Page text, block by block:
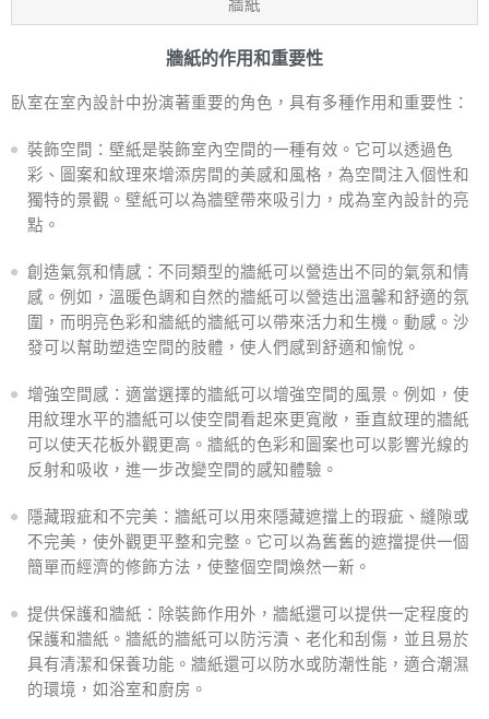
牆紙
牆紙的作用和重要性
臥室在室內設計中扮演著重要的角色，具有多種作用和重要性：
裝飾空間：壁紙是裝飾室內空間的一種有效。它可以透過色
彩、圖案和紋理來增添房間的美感和風格，為空間注入個性和
獨特的景觀。壁紙可以為牆壁帶來吸引力，成為室內設計的亮
點。
創造氣氛和情感：不同類型的牆紙可以營造出不同的氣氛和情
感。例如，溫暖色調和自然的牆紙可以營造出溫馨和舒適的氛
圍，而明亮色彩和牆紙的牆紙可以帶來活力和生機。動感。沙
發可以幫助塑造空間的肢體，使人們感到舒適和愉悅。
增強空間感：適當選擇的牆紙可以增強空間的風景。例如，使
用紋理水平的牆紙可以使空間看起來更寬敞，垂直紋理的牆紙
可以使天花板外觀更高。牆紙的色彩和圖案也可以影響光線的
反射和吸收，進一步改變空間的感知體驗。
隱藏瑕疵和不完美：牆紙可以用來隱藏遮擋上的瑕疵、縫隙或
不完美，使外觀更平整和完整。它可以為舊舊的遮擋提供一個
簡單而經濟的修飾方法，使整個空間煥然一新。
提供保護和牆紙：除裝飾作用外，牆紙還可以提供一定程度的
保護和牆紙。牆紙的牆紙可以防污漬、老化和刮傷，並且易於
具有清潔和保養功能。牆紙還可以防水或防潮性能，適合潮濕
的環境，如浴室和廚房。